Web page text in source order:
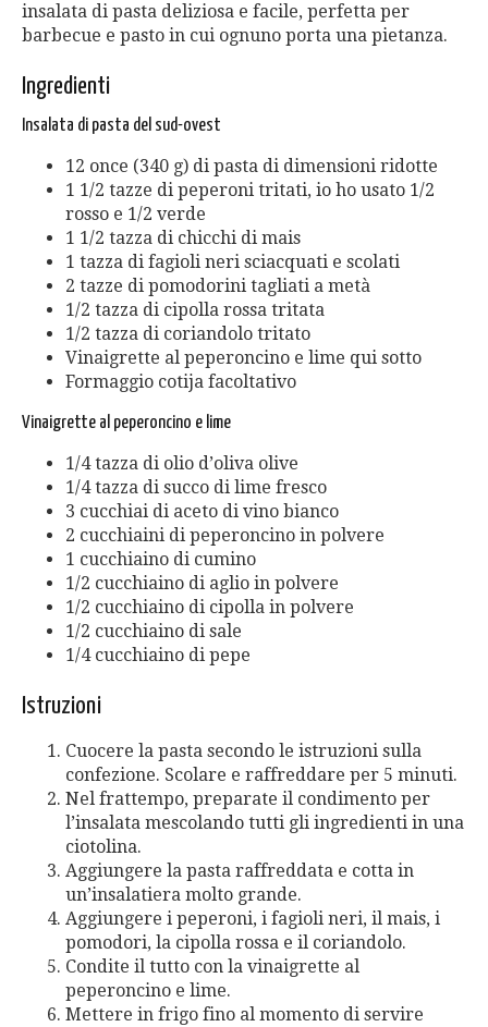
insalata di pasta deliziosa e facile, perfetta per
barbecue e pasto in cui ognuno porta una pietanza.
Ingredienti
Insalata di pasta del sud-ovest
12 once (340 g) di pasta di dimensioni ridotte
1 1/2 tazze di peperoni tritati, io ho usato 1/2
rosso e 1/2 verde
1 1/2 tazza di chicchi di mais
1 tazza di fagioli neri sciacquati e scolati
2 tazze di pomodorini tagliati a metà
1/2 tazza di cipolla rossa tritata
1/2 tazza di coriandolo tritato
Vinaigrette al peperoncino e lime qui sotto
Formaggio cotija facoltativo
Vinaigrette al peperoncino e lime
1/4 tazza di olio d’oliva olive
1/4 tazza di succo di lime fresco
3 cucchiai di aceto di vino bianco
2 cucchiaini di peperoncino in polvere
1 cucchiaino di cumino
1/2 cucchiaino di aglio in polvere
1/2 cucchiaino di cipolla in polvere
1/2 cucchiaino di sale
1/4 cucchiaino di pepe
Istruzioni
Cuocere la pasta secondo le istruzioni sulla
confezione. Scolare e raffreddare per 5 minuti.
Nel frattempo, preparate il condimento per
l’insalata mescolando tutti gli ingredienti in una
ciotolina.
Aggiungere la pasta raffreddata e cotta in
un’insalatiera molto grande.
Aggiungere i peperoni, i fagioli neri, il mais, i
pomodori, la cipolla rossa e il coriandolo.
Condite il tutto con la vinaigrette al
peperoncino e lime.
Mettere in frigo fino al momento di servire